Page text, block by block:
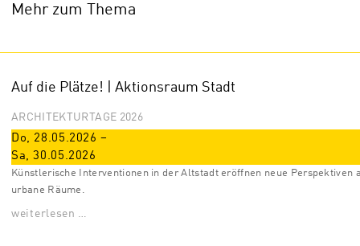
Mehr zum Thema
Auf die Plätze! | Aktionsraum Stadt
ARCHITEKTURTAGE 2026
Do, 28.05.2026 –
Sa, 30.05.2026
Künstlerische Interventionen in der Altstadt eröffnen neue Perspektiven
urbane Räume.
weiterlesen …